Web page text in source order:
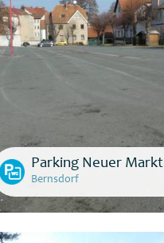
Parking Neuer Markt
Bernsdorf